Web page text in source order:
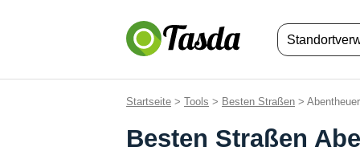
Startseite > Tools > Besten Straßen > Abentheuer
Besten Straßen